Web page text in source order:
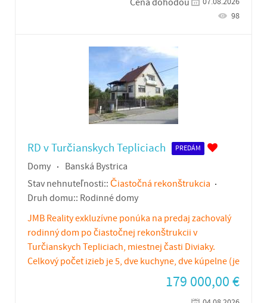
98
RD v Turčianskych Tepliciach PREDÁM
Domy
Banská Bystrica
Stav nehnuteľnosti:: Čiastočná rekonštrukcia
Druh domu:: Rodinné domy
JMB Reality exkluzívne ponúka na predaj zachovalý
rodinný dom po čiastočnej rekonštrukcii v
Turčianskych Tepliciach, miestnej časti Diviaky.
Celkový počet izieb je 5, dve kuchyne, dve kúpelne (je
179 000,00€